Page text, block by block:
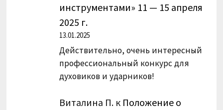
инструментами» 11 — 15 апреля
2025 г.
13.01.2025
Действительно, очень интересный
профессиональный конкурс для
духовиков и ударников!
Виталина П. к Положение о